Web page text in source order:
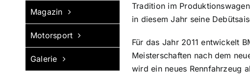
Magazin
Motorsport
Galerie
Tradition im
in diesem Jahr seine
Für das Jahr 2011 entwickelt
Meisterschaften nach dem
wird ein neues Rennfahrzeug